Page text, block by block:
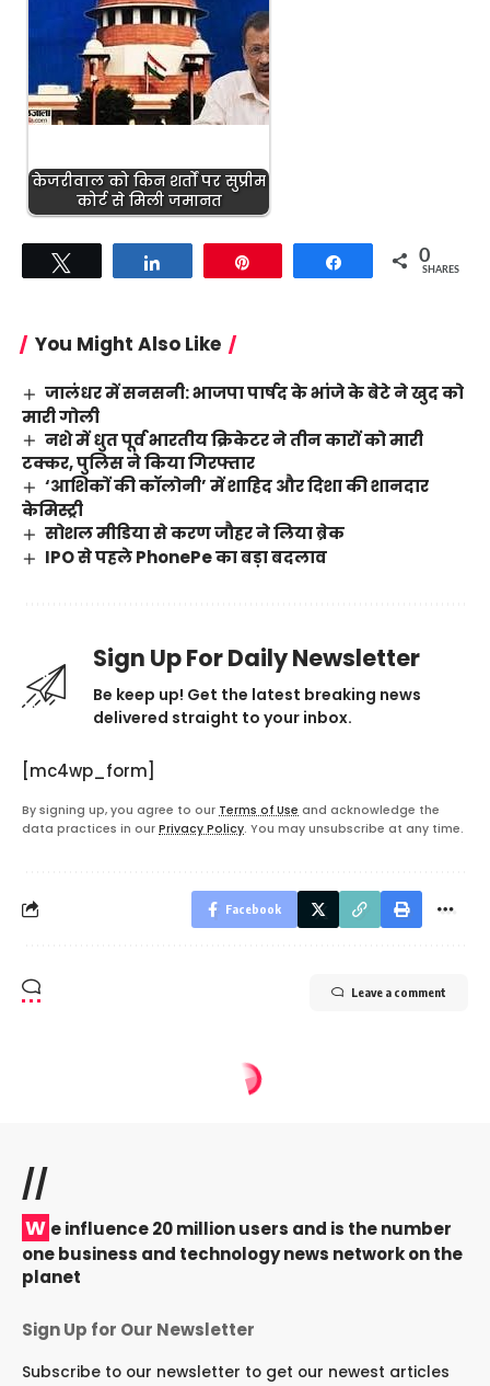
केजरीवाल को किन शर्तों पर सुप्रीम
कोर्ट से मिली जमानत
Share 0
SHARES
You Might Also Like
जालंधर में सनसनी: भाजपा पार्षद के भांजे के बेटे ने खुद को
मारी गोली
नशे में धुत पूर्व भारतीय क्रिकेटर ने तीन कारों को मारी
टक्कर, पुलिस ने किया गिरफ्तार
‘आशिकों की कॉलोनी’ में शाहिद और दिशा की शानदार
केमिस्ट्री
सोशल मीडिया से करण जौहर ने लिया ब्रेक
IPO से पहले PhonePe का बड़ा बदलाव
Sign Up For Daily Newsletter
Be keep up! Get the latest breaking news
delivered straight to your inbox.
[mc4wp_form]
By signing up, you agree to our Terms of Use and acknowledge the
data practices in our Privacy Policy. You may unsubscribe at any time.
Facebook
Leave a comment
//
W e influence 20 million users and is the number
one business and technology news network on the
planet
Sign Up for Our Newsletter
Subscribe to our newsletter to get our newest articles